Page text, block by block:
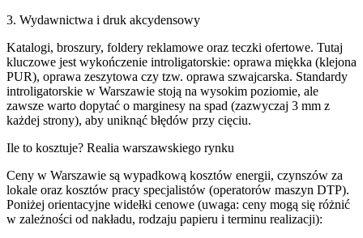
3. Wydawnictwa i druk akcydensowy
Katalogi, broszury, foldery reklamowe oraz teczki ofertowe. Tutaj
kluczowe jest wykończenie introligatorskie: oprawa miękka (klejona
PUR), oprawa zeszytowa czy tzw. oprawa szwajcarska. Standardy
introligatorskie w Warszawie stoją na wysokim poziomie, ale
zawsze warto dopytać o marginesy na spad (zazwyczaj 3 mm z
każdej strony), aby uniknąć błędów przy cięciu.
Ile to kosztuje? Realia warszawskiego rynku
Ceny w Warszawie są wypadkową kosztów energii, czynszów za
lokale oraz kosztów pracy specjalistów (operatorów maszyn DTP).
Poniżej orientacyjne widełki cenowe (uwaga: ceny mogą się różnić
w zależności od nakładu, rodzaju papieru i terminu realizacji):